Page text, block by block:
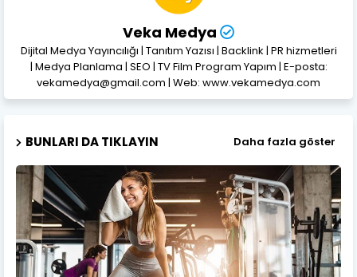
Veka Medya
Dijital Medya Yayıncılığı | Tanıtım Yazısı | Backlink | PR hizmetleri
| Medya Planlama | SEO | TV Film Program Yapım | E-posta:
vekamedya@gmail.com | Web: www.vekamedya.com
BUNLARI DA TIKLAYIN Daha fazla göster